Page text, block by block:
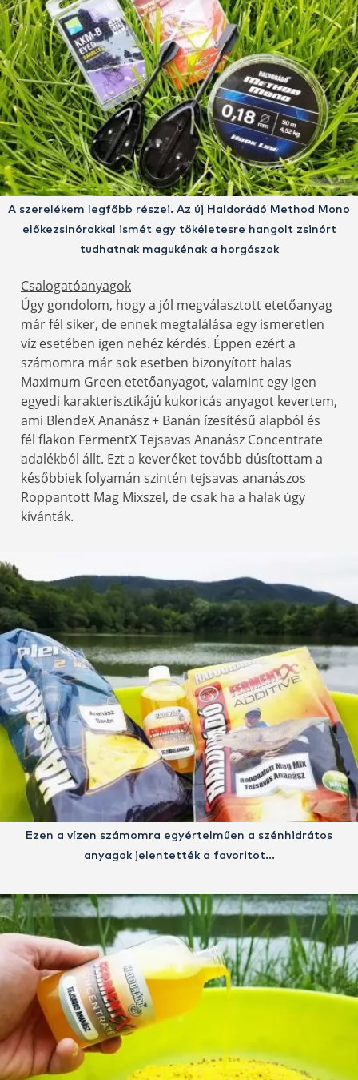
A szerelékem legfőbb részei. Az új Haldorádó Method Mono
előkezsinórokkal ismét egy tökéletesre hangolt zsinórt
tudhatnak magukénak a horgászok
Csalogatóanyagok
Úgy gondolom, hogy a jól megválasztott etetőanyag
már fél siker, de ennek megtalálása egy ismeretlen
víz esetében igen nehéz kérdés. Éppen ezért a
számomra már sok esetben bizonyított halas
Maximum Green etetőanyagot, valamint egy igen
egyedi karakterisztikájú kukoricás anyagot kevertem,
ami BlendeX Ananász + Banán ízesítésű alapból és
fél flakon FermentX Tejsavas Ananász Concentrate
adalékból állt. Ezt a keveréket tovább dúsítottam a
későbbiek folyamán szintén tejsavas ananászos
Roppantott Mag Mixszel, de csak ha a halak úgy
kívánták.
Ezen a vízen számomra egyértelműen a szénhidrátos
anyagok jelentették a favoritot…